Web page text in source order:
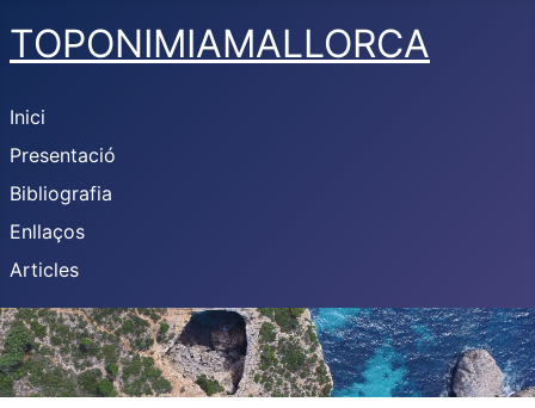
TOPONIMIAMALLORCA
Inici
Presentació
Bibliografia
Enllaços
Articles